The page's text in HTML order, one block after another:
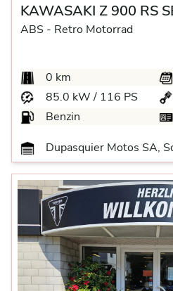
KAWASAKI Z 900 RS
ABS - Retro Motorrad
0 km
85.0 kW / 116 PS
Benzin
Dupasquier Motos SA,